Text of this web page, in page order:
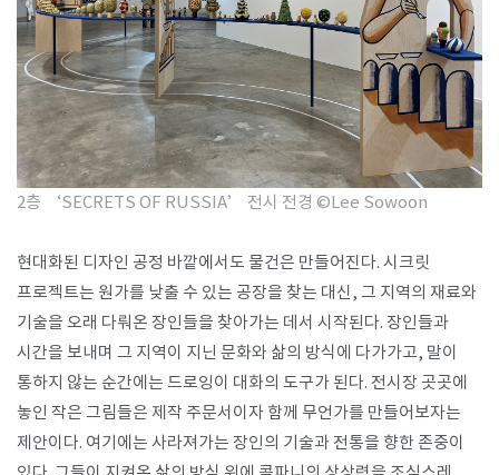
2층 ‘SECRETS OF RUSSIA’ 전시 전경 ©Lee Sowoon
현대화된 디자인 공정 바깥에서도 물건은 만들어진다. 시크릿
프로젝트는 원가를 낮출 수 있는 공장을 찾는 대신, 그 지역의 재료와
기술을 오래 다뤄온 장인들을 찾아가는 데서 시작된다. 장인들과
시간을 보내며 그 지역이 지닌 문화와 삶의 방식에 다가가고, 말이
통하지 않는 순간에는 드로잉이 대화의 도구가 된다. 전시장 곳곳에
놓인 작은 그림들은 제작 주문서이자 함께 무언가를 만들어보자는
제안이다. 여기에는 사라져가는 장인의 기술과 전통을 향한 존중이